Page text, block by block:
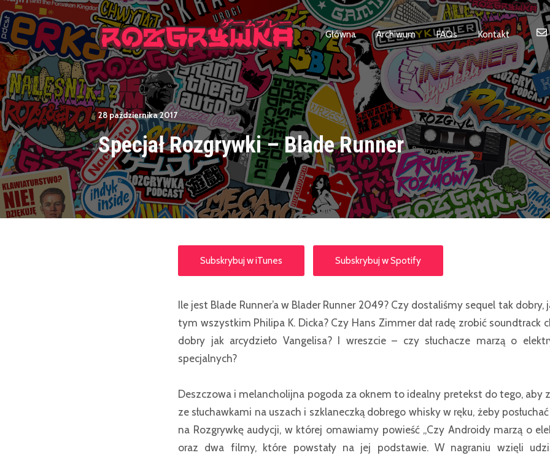
Główna Archiwum FAQs Kontakt
28 października 2017
Specjał Rozgrywki – Blade Runner
Subskrybuj w iTunes Subskrybuj w Spotify
Ile jest Blade Runner’a w Blader Runner 2049? Czy dostaliśmy sequel tak dobry,
tym wszystkim Philipa K. Dicka? Czy Hans Zimmer dał radę zrobić soundtrack
dobry jak arcydzieło Vangelisa? I wreszcie – czy słuchacze marzą o
specjalnych?
Deszczowa i melancholijna pogoda za oknem to idealny pretekst do tego, aby
ze słuchawkami na uszach i szklaneczką dobrego whisky w ręku, żeby
na Rozgrywkę audycji, w której omawiamy powieść „Czy Androidy marzą o
oraz dwa filmy, które powstały na jej podstawie. W nagraniu wzięli